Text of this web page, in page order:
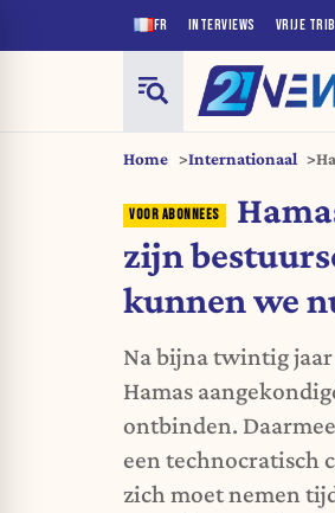
FR INTERVIEWS VRIJE
Home Internationaal
zijn
kunnen we
Na bijna twintig
Hamas
ontbinden.
een technocratisch
zich moet nemen